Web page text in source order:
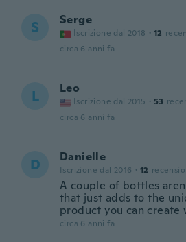
S Serge
Iscrizione dal 2018 · 12
circa 6 anni fa
L Leo
Iscrizione dal 2015 · 53
circa 6 anni fa
D Danielle
Iscrizione dal 2016 · 12
A couple of bottles
that just adds to the
product you can create
circa 6 anni fa